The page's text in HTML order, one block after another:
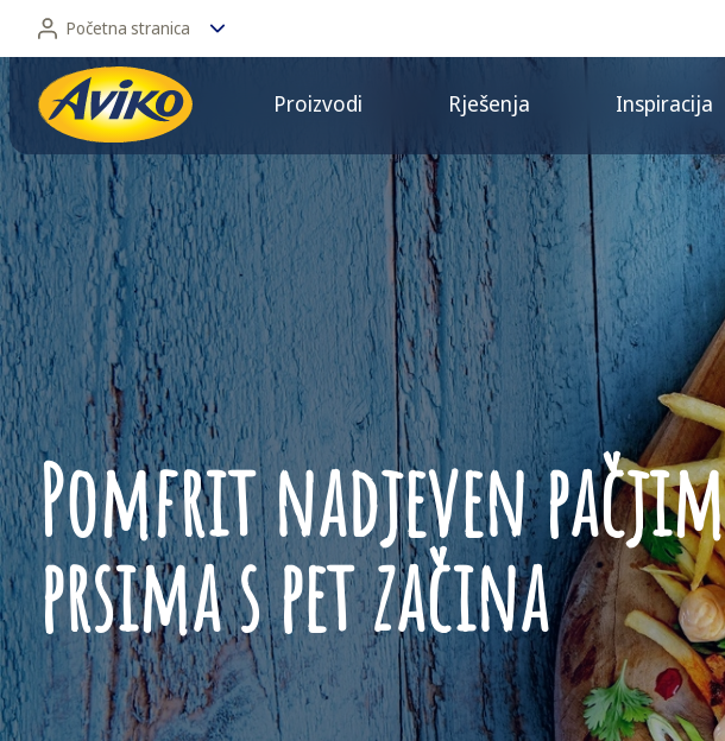
Početna stranica
Početna stranica
Retail
Proizvodi Rješenja Inspiracija
Pomfrit nadjeven pačjim
prsima s pet začina